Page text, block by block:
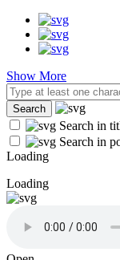
Show More
Search in
Search in
Loading
Loading